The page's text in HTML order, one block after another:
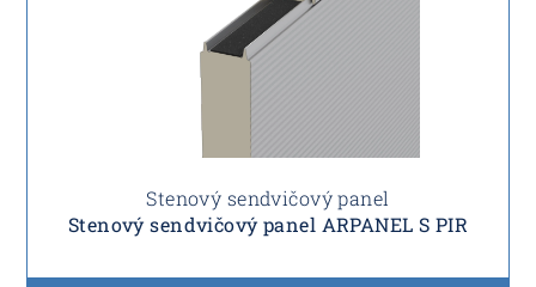
Stenový sendvičový panel
Stenový sendvičový panel ARPANEL S PIR